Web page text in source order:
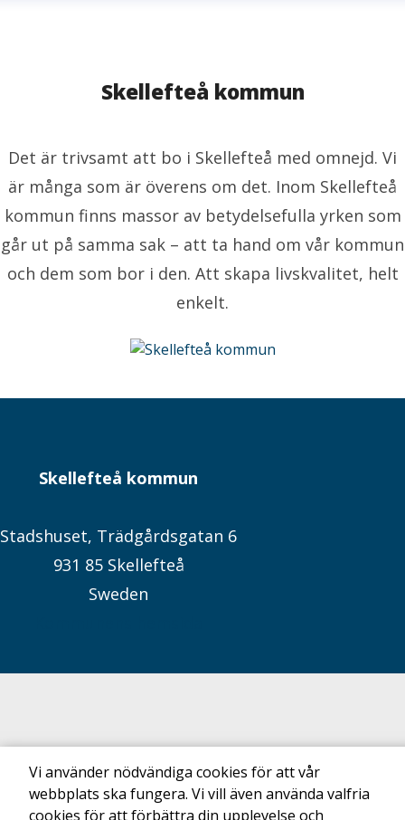
Vi använder nödvändiga cookies för att vår
webbplats ska fungera. Vi vill även använda valfria
cookies för att förbättra din upplevelse och
Skellefteå kommun
Det är trivsamt att bo i Skellefteå med omnejd. Vi
är många som är överens om det. Inom Skellefteå
kommun finns massor av betydelsefulla yrken som
går ut på samma sak – att ta hand om vår kommun
och dem som bor i den. Att skapa livskvalitet, helt
enkelt.
Skellefteå kommun
Stadshuset, Trädgårdsgatan 6
931 85 Skellefteå
Sweden